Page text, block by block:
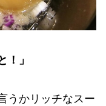
！」
うかリッチなスー